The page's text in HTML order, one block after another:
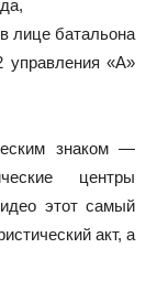
лице батальона
управления «А»
знаком —
центры
этот самый
акт, а